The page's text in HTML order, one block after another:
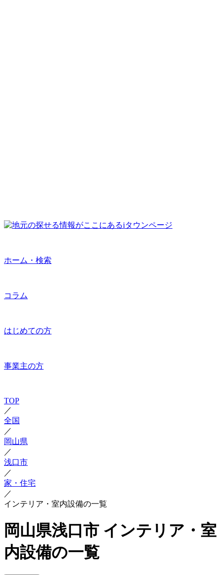
ホーム・検索
コラム
はじめての方
事業主の方
TOP
／
全国
／
岡山県
／
浅口市
／
家・住宅
／
インテリア・室内設備の一覧
岡山県浅口市 インテリア・室
内設備の一覧